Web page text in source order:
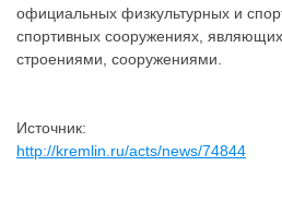
официальных физкультурных и
спортивных сооружениях,
строениями, сооружениями.
Источник:
http://kremlin.ru/acts/news/74844